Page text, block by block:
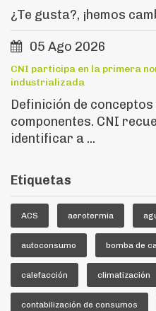
¿Te gusta?, ¡hemos
05 Ago 2026
CNI participa en la primera
industrializada
Definición de
componentes. CNI
identificar a ...
Etiquetas
ACS aerotermia
autoconsumo bomba de
calefacción climatización
contabilización de consumos